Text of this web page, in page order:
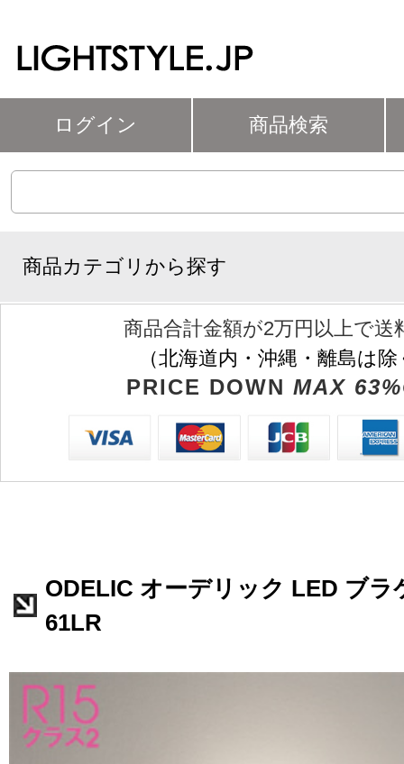
ログイン 商品検索
商品カテゴリから探す
商品合計金額が2万円以上で送
（北海道内・沖縄・離島は
PRICE DOWN MAX
ODELIC オーデリック LED ブラ
61LR